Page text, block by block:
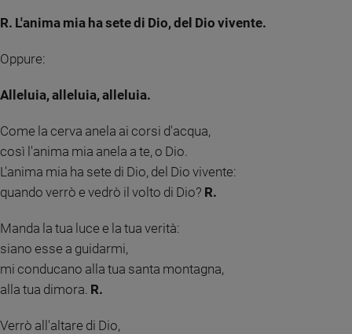
figli
Scuola
Vai
R. L'anima mia ha sete di Dio, del Dio vivente.
Oppure:
Alleluia, alleluia, alleluia.
Come la cerva anela ai corsi d'acqua,
così l'anima mia anela a te, o Dio.
L'anima mia ha sete di Dio, del Dio vivente:
quando verrò e vedrò il volto di Dio? R.
Manda la tua luce e la tua verità:
siano esse a guidarmi,
mi conducano alla tua santa montagna,
alla tua dimora. R.
Verrò all'altare di Dio,